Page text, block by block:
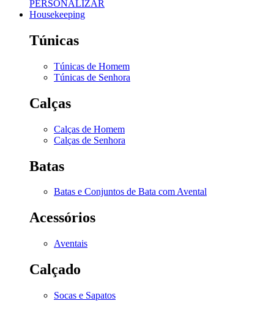
PERSONALIZAR
Housekeeping
Túnicas
Túnicas de Homem
Túnicas de Senhora
Calças
Calças de Homem
Calças de Senhora
Batas
Batas e Conjuntos de Bata com Avental
Acessórios
Aventais
Calçado
Socas e Sapatos